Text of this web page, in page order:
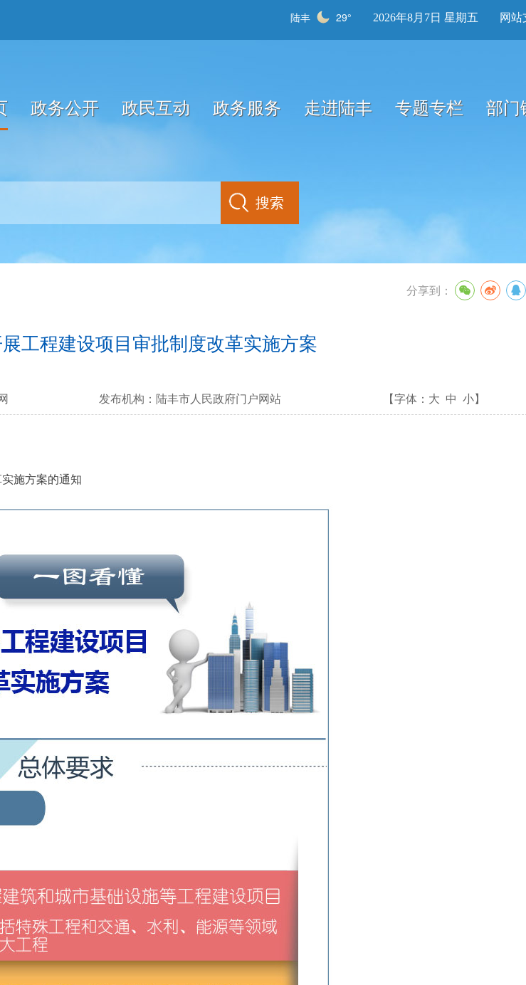
陆丰 29° 2026年8月7日 星期五 网站
政务公开 政民互动 政务服务 走进陆丰 专题专栏 部门
分享到：
工程建设项目审批制度改革实施方案
发布机构： 陆丰市人民政府门户网站 【字体： 大 中 小】
施方案的通知